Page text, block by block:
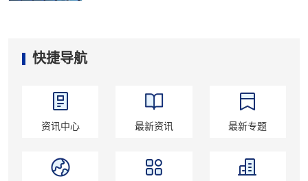
快捷导航
资讯中心 最新资讯 最新专题